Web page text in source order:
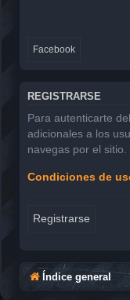
Facebook
REGISTRARSE
Para autenticarte
adicionales a los
navegas por el sitio.
Condiciones de
Registrarse
Índice general